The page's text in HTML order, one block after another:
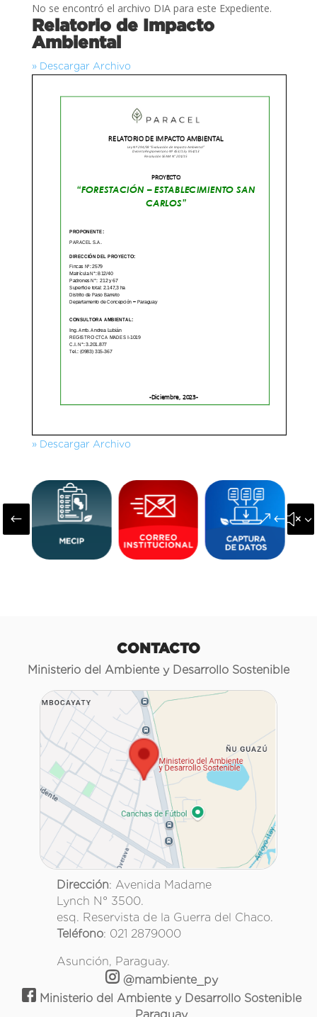
No se encontró el archivo DIA para este Expediente.
Relatorio de Impacto
Ambiental
» Descargar Archivo
» Descargar Archivo
#
CONTACTO
Ministerio del Ambiente y Desarrollo Sostenible
Dirección: Avenida Madame
Lynch N° 3500.
esq. Reservista de la Guerra del Chaco.
Teléfono: 021 2879000
Asunción, Paraguay.
@mambiente_py
Ministerio del Ambiente y Desarrollo Sostenible